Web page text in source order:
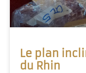
Le plan
du Rhin